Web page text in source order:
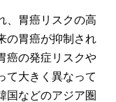
、胃癌リスクの高
の胃癌が抑制され
癌の発症リスクや
て大きく異なって
国などのアジア圏